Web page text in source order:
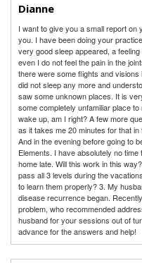
Dianne
I want to give you a small report on
you. I have been doing your
very good sleep appeared, a
even I do not feel the pain in the
there were some flights and
did not sleep any more and
saw some unknown places. It is
some completely unfamiliar place
wake up, am I right? A few more
as it takes me 20 minutes for that
And in the evening before going to
Elements. I have absolutely no
home late. Will this work in this
pass all 3 levels during the
to learn them properly? 3. My
disease recurrence began.
problem, who recommended
husband for your sessions out of
advance for the answers and help!